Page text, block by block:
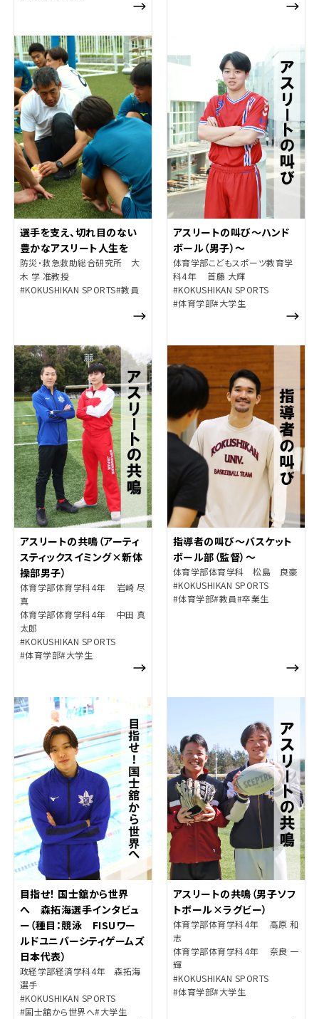
選手を支え、切れ目のない
豊かなアスリート人生を
防災・救急救助総合研究所 大
木 学 准教授
#KOKUSHIKAN SPORTS#教員
アスリートの叫び～ハンド
ボール（男子）～
体育学部こどもスポーツ教育学
科4年 首藤 大輝
#KOKUSHIKAN SPORTS
#体育学部#大学生
アスリートの共鳴（アーティ
スティックスイミング×新体
操部男子）
体育学部体育学科4年 岩崎 尽
真
体育学部体育学科4年 中田 真
太郎
#KOKUSHIKAN SPORTS
#体育学部#大学生
指導者の叫び～バスケット
ボール部（監督）～
体育学部体育学科 松島 良豪
#KOKUSHIKAN SPORTS
#体育学部#教員#卒業生
目指せ！ 国士舘から世界
へ 森拓海選手インタビュ
ー（種目：競泳 FISUワー
ルドユニバーシティゲームズ
日本代表）
政経学部経済学科4年 森拓海
選手
#KOKUSHIKAN SPORTS
#国士舘から世界へ#大学生
アスリートの共鳴（男子ソフ
トボール×ラグビー）
体育学部体育学科4年 高原 和
志
体育学部体育学科4年 奈良 一
輝
#KOKUSHIKAN SPORTS
#体育学部#大学生